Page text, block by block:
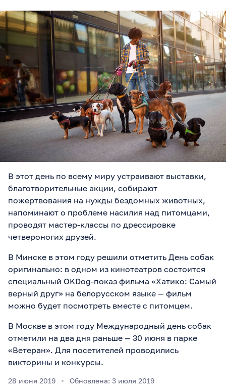
В этот день по всему миру устраивают выставки,
благотворительные акции, собирают
пожертвования на нужды бездомных животных,
напоминают о проблеме насилия над питомцами,
проводят мастер-классы по дрессировке
четвероногих друзей.
В Минске в этом году решили отметить День собак
оригинально: в одном из кинотеатров состоится
специальный OKDog-показ фильма «Хатико: Самый
верный друг» на белорусском языке — фильм
можно будет посмотреть вместе с питомцем.
В Москве в этом году Международный день собак
отметили на два дня раньше — 30 июня в парке
«Ветеран». Для посетителей проводились
викторины и конкурсы.
28 июня 2019 Обновлена: 3 июля 2019